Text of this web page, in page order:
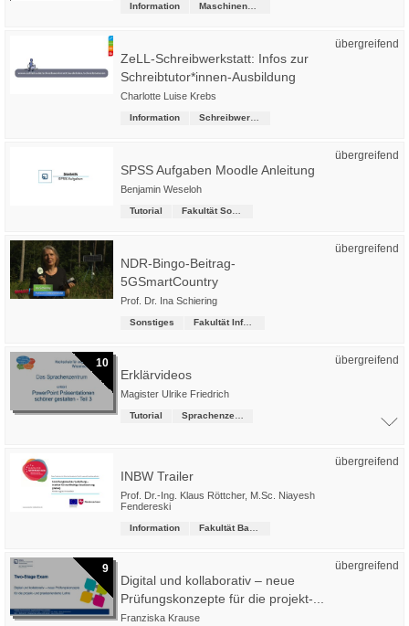
Information
übergreifend
ZeLL-Schreibwerkstatt: Infos zur
Schreibtutor*innen-Ausbildung
Charlotte Luise Krebs
Information
übergreifend
SPSS Aufgaben Moodle Anleitung
Benjamin Weseloh
Tutorial
übergreifend
NDR-Bingo-Beitrag-
5GSmartCountry
Prof. Dr. Ina Schiering
Sonstiges Fakultät Informatik
10 übergreifend
Erklärvideos
Magister Ulrike Friedrich
Tutorial
übergreifend
INBW Trailer
Prof. Dr.-Ing. Klaus Röttcher, M.Sc. Niayesh
Fendereski
Information
9 übergreifend
Digital und kollaborativ – neue
Prüfungskonzepte für die projekt-...
Franziska Krause